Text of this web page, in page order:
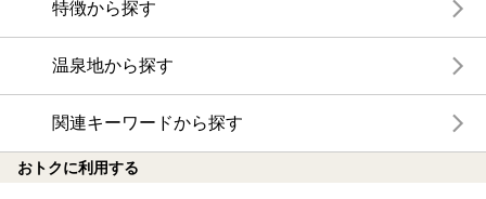
特徴から探す
温泉地から探す
関連キーワードから探す
おトクに利用する